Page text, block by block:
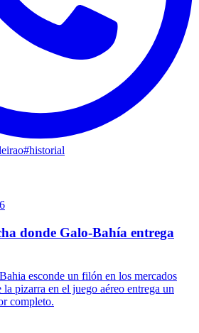
#historial
donde Galo-Bahía entrega
esconde un filón en los mercados
pizarra en el juego aéreo entrega un
completo.